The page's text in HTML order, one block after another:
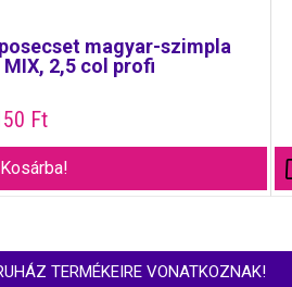
magyar-szimpla
2,5 col profi
Ft
Kosárba!
TERMÉKEIRE VONATKOZNAK!